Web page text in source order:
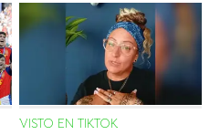
VISTO EN TIKTOK